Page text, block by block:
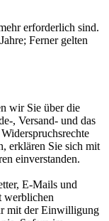
erforderlich sind.
Ferner gelten
wir Sie über die
, Versand- und das
erklären Sie sich mit
einverstanden.
E-Mails und
werblichen
mit der Einwilligung